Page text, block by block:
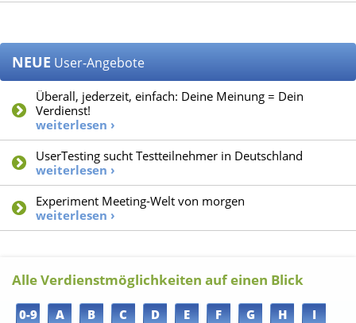
NEUE User-Angebote
Überall, jederzeit, einfach: Deine Meinung = Dein
Verdienst!
weiterlesen ›
UserTesting sucht Testteilnehmer in Deutschland
weiterlesen ›
Experiment Meeting-Welt von morgen
weiterlesen ›
Alle Verdienstmöglichkeiten auf einen Blick
0-9 A B C D E F G H
I